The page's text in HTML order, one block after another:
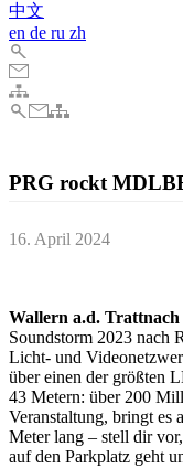
中文
en de ru zh
PRG rockt
16. April 2024
Wallern a.d. Trattnach
Soundstorm 2023 nach
Licht- und
über einen der größten
43 Metern: über 200
Veranstaltung, bringt es
Meter lang – stell dir
auf den Parkplatz geht